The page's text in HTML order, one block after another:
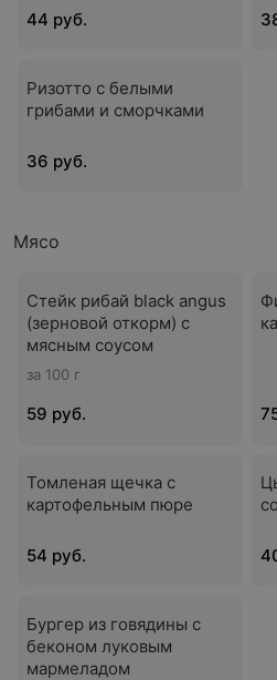
44 руб.
Ризотто с белыми
грибами и сморчками
36 руб.
Мясо
Стейк рибай black angus
(зерновой откорм) с
мясным соусом
за 100 г
59 руб.
Томленая щечка с
картофельным пюре
54 руб.
Бургер из говядины с
беконом луковым
мармеладом